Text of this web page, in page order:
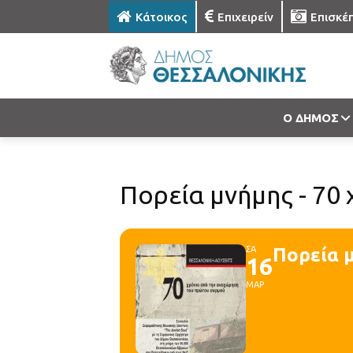
Κάτοικος Επιχειρείν
Ο ΔΗΜΟΣ
Πορεία μνήμης -
ΣΑ
16
ΜΑΡ
Πορεία